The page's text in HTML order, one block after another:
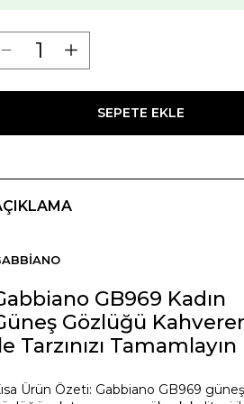
SEPETE EKLE
GB969 Kadın
Gözlüğü
Tarzınızı Tamamlayın
Ürün Özeti: Gabbiano GB969 güneş